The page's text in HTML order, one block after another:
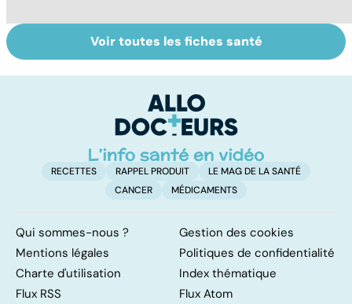
Le TDAH, un
trouble de
hyperactivité
Accident
vasculaire
également
touché
Voir toutes les fiches santé
RECETTES RAPPEL PRODUIT
LE MAG DE LA SANTÉ
CANCER
MÉDICAMENTS
Qui sommes-nous ?
Gestion des cookies
Mentions légales
Politiques de confidentialité
Charte d'utilisation
Index thématique
Flux RSS
Flux Atom